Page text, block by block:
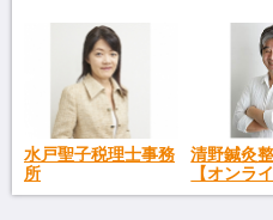
水戸聖子税理士事務
所
清野鍼灸
【オンラ